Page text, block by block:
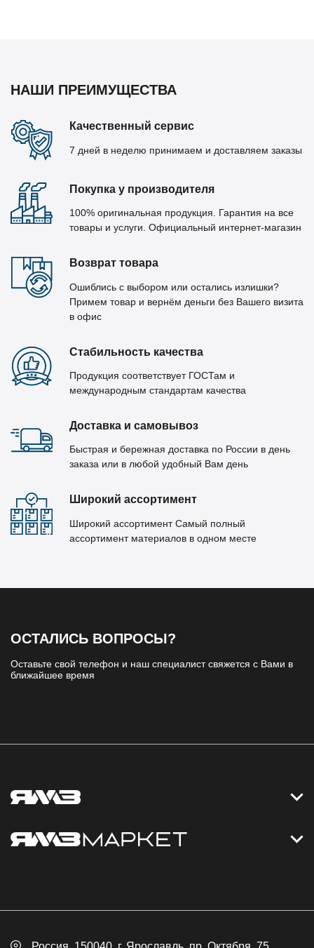
НАШИ ПРЕИМУЩЕСТВА
Качественный сервис
7 дней в неделю принимаем и доставляем заказы
Покупка у производителя
100% оригинальная продукция. Гарантия на все
товары и услуги. Официальный интернет-магазин
Возврат товара
Ошиблись с выбором или остались излишки?
Примем товар и вернём деньги без Вашего визита
в офис
Стабильность качества
Продукция соответствует ГОСТам и
международным стандартам качества
Доставка и самовывоз
Быстрая и бережная доставка по России в день
заказа или в любой удобный Вам день
Широкий ассортимент
Широкий ассортимент Самый полный
ассортимент материалов в одном месте
ОСТАЛИСЬ ВОПРОСЫ?
Оставьте свой телефон и наш специалист свяжется с Вами в
ближайшее время
Контакты